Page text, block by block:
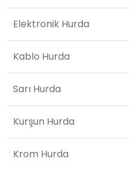
Elektronik Hurda
Kablo Hurda
Sarı Hurda
Kurşun Hurda
Krom Hurda